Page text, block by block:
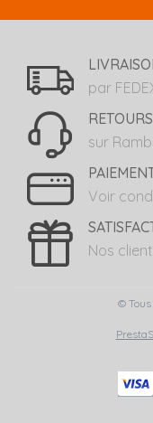
par
sur
Voir
Nos
©